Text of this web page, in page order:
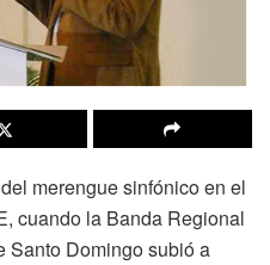
merengue sinfónico en el
cuando la Banda Regional
Santo Domingo subió a